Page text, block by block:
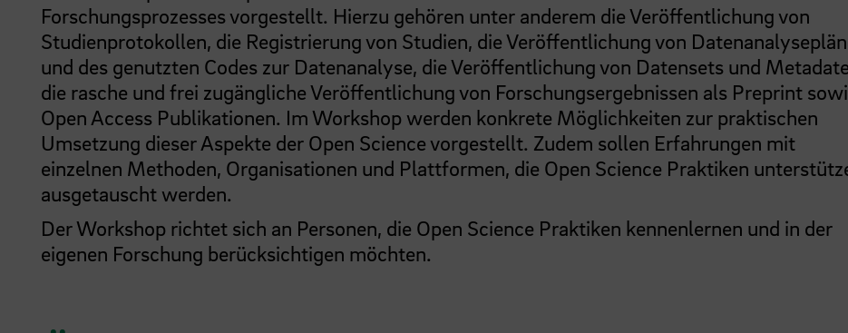
Forschungsprozesses vorgestellt. Hierzu gehören unter anderem die Veröffentlichung von
Studienprotokollen, die Registrierung von Studien, die Veröffentlichung von
und des genutzten Codes zur Datenanalyse, die Veröffentlichung von Datensets und
die rasche und frei zugängliche Veröffentlichung von Forschungsergebnissen als Preprint
Open Access Publikationen. Im Workshop werden konkrete Möglichkeiten zur praktischen
Umsetzung dieser Aspekte der Open Science vorgestellt. Zudem sollen Erfahrungen mit
einzelnen Methoden, Organisationen und Plattformen, die Open Science Praktiken
ausgetauscht werden.
Der Workshop richtet sich an Personen, die Open Science Praktiken kennenlernen und in der
eigenen Forschung berücksichtigen möchten.